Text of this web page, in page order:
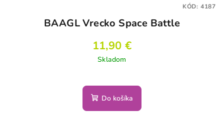
BAAGL Vrecko Space Battle
11,90 €
Skladom
Do košíka
KÓD: 4187